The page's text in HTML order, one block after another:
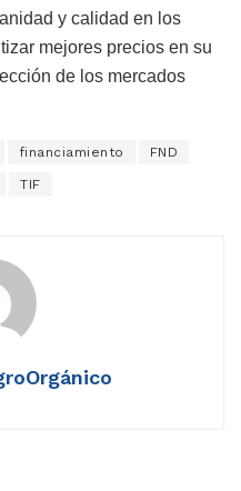
y calidad en los
mejores precios en su
de los mercados
financiamiento FND
TIF